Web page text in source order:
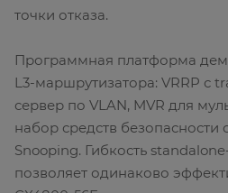
точки отказа.
Программная платформа
L3-маршрутизатора: VRRP с
сервер по VLAN, MVR для
набор средств безопасности
Snooping. Гибкость
позволяет одинаково